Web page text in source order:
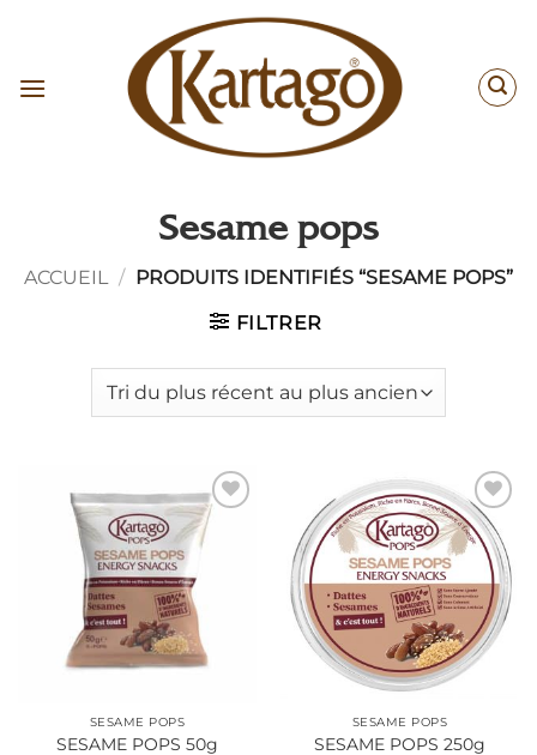
Sesame pops
ACCUEIL / PRODUITS IDENTIFIÉS “SESAME POPS”
FILTRER
Ajouter
à la liste
SESAME POPS
SESAME POPS 50g
Ajouter
à la liste
d’envies
SESAME POPS
SESAME POPS 250g